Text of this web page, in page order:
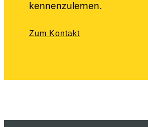
kennenzulernen.
Zum Kontakt